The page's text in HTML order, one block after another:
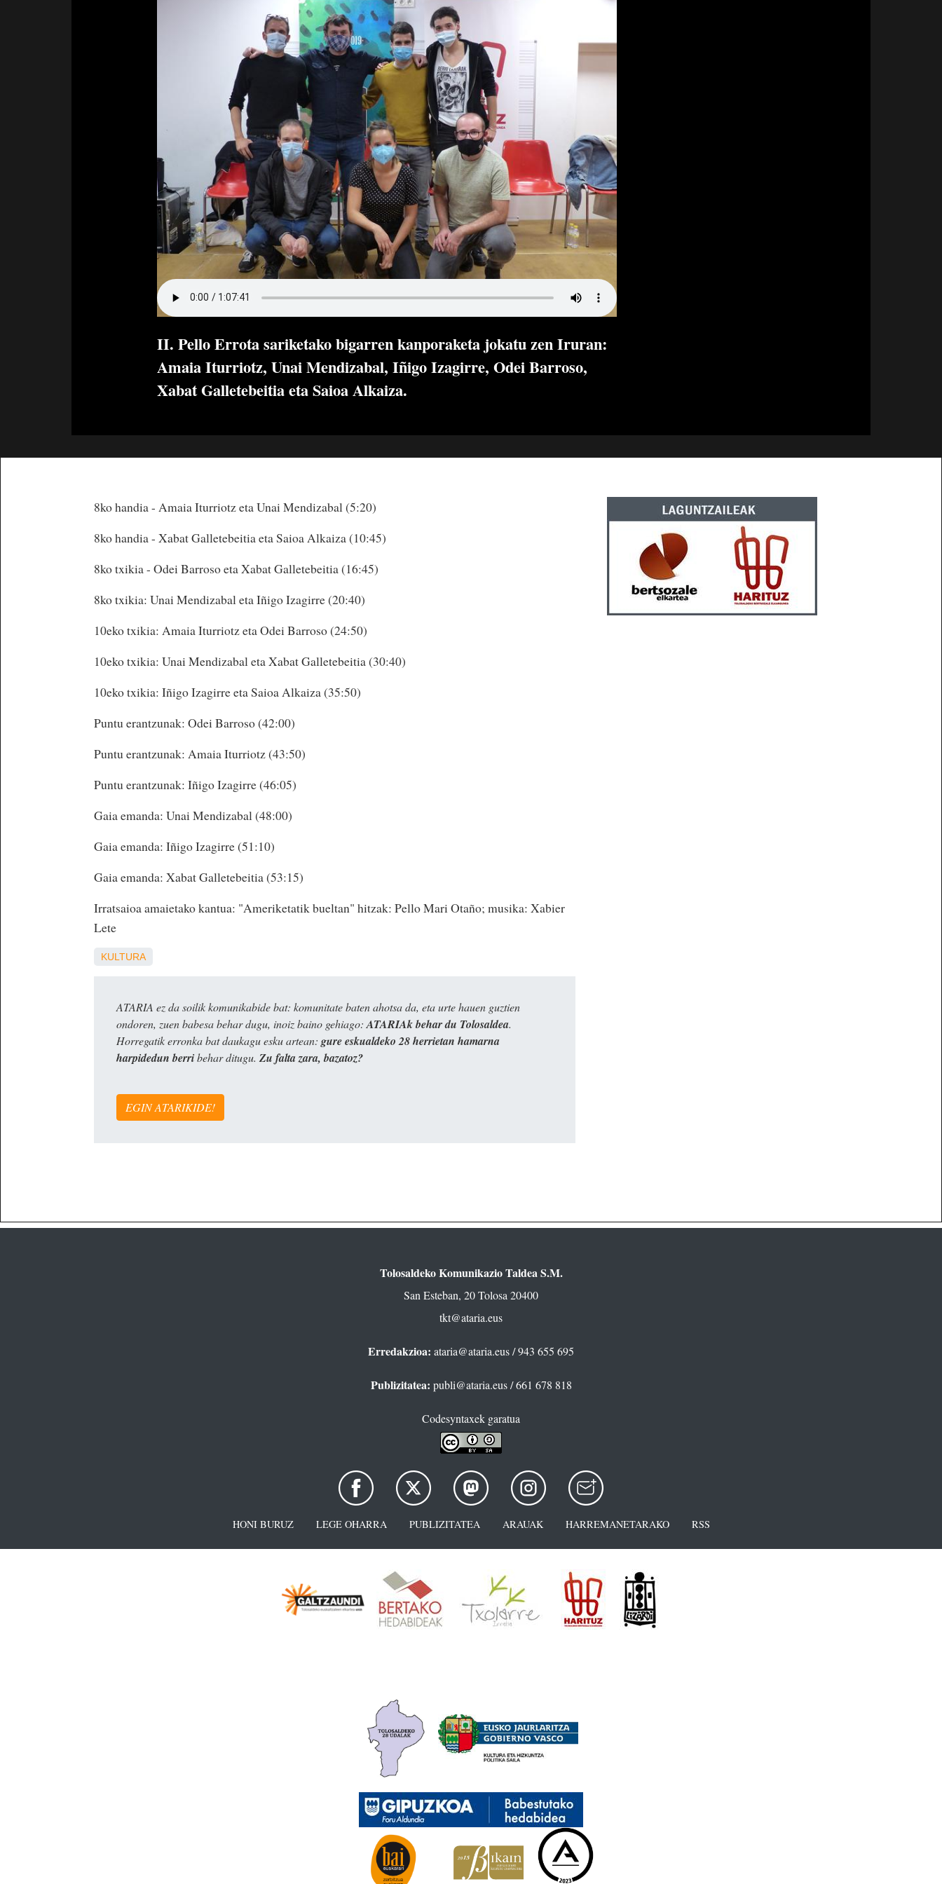
II. Pello Errota sariketako bigarren kanporaketa jokatu zen Iruran:
Amaia Iturriotz, Unai Mendizabal, Iñigo Izagirre, Odei Barroso,
Xabat Galletebeitia eta Saioa Alkaiza.
8ko handia - Amaia Iturriotz eta Unai Mendizabal (5:20)
8ko handia - Xabat Galletebeitia eta Saioa Alkaiza (10:45)
8ko txikia - Odei Barroso eta Xabat Galletebeitia (16:45)
8ko txikia: Unai Mendizabal eta Iñigo Izagirre (20:40)
10eko txikia: Amaia Iturriotz eta Odei Barroso (24:50)
10eko txikia: Unai Mendizabal eta Xabat Galletebeitia (30:40)
10eko txikia: Iñigo Izagirre eta Saioa Alkaiza (35:50)
Puntu erantzunak: Odei Barroso (42:00)
Puntu erantzunak: Amaia Iturriotz (43:50)
Puntu erantzunak: Iñigo Izagirre (46:05)
Gaia emanda: Unai Mendizabal (48:00)
Gaia emanda: Iñigo Izagirre (51:10)
Gaia emanda: Xabat Galletebeitia (53:15)
Irratsaioa amaietako kantua: "Ameriketatik bueltan" hitzak: Pello Mari Otaño; musika: Xabier
Lete
KULTURA
ATARIA ez da soilik komunikabide bat: komunitate baten ahotsa da, eta urte hauen guztien
ondoren, zuen babesa behar dugu, inoiz baino gehiago: ATARIAk behar du Tolosaldea.
Horregatik erronka bat daukagu esku artean: gure eskualdeko 28 herrietan hamarna
harpidedun berribehar ditugu. Zu falta zara, bazatoz?
EGIN ATARIKIDE!
Tolosaldeko Komunikazio Taldea S.M.
San Esteban, 20 Tolosa 20400
tkt@ataria.eus
Erredakzioa: ataria@ataria.eus/ 943 655 695
Publizitatea: publi@ataria.eus/ 661 678 818
Codesyntaxek garatua
HONI BURUZ LEGE OHARRA PUBLIZITATEA ARAUAK HARREMANETARAKO RSS